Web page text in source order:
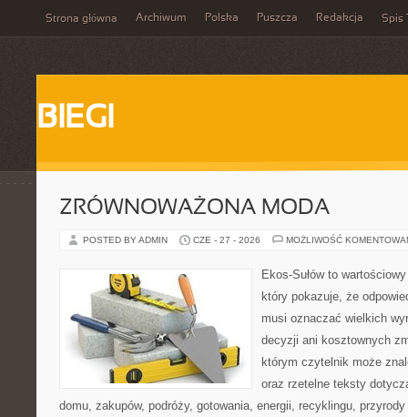
Strona główna Archiwum Polska Puszcza Redakcja Spis
BIEGI
ZRÓWNOWAŻONA MODA
POSTED BY ADMIN CZE - 27 - 2026 MOŻLIWOŚĆ
Ekos-Sułów to
który pokazuje, że
musi oznaczać wielkich
decyzji ani kosztownych
którym czytelnik może
oraz rzetelne teksty
domu, zakupów, podróży, gotowania, energii, recyklingu,